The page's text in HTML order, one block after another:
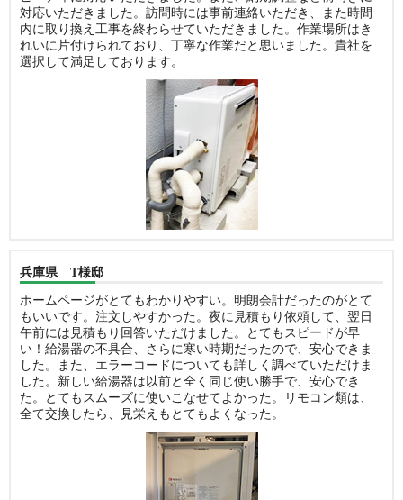
対応いただきました。訪問時には事前連絡いただき、また時間
内に取り換え工事を終わらせていただきました。作業場所はき
れいに片付けられており、丁寧な作業だと思いました。貴社を
選択して満足しております。
兵庫県 T様邸
ホームページがとてもわかりやすい。明朗会計だったのがとて
もいいです。注文しやすかった。夜に見積もり依頼して、翌日
午前には見積もり回答いただけました。とてもスピードが早
い！給湯器の不具合、さらに寒い時期だったので、安心できま
した。また、エラーコードについても詳しく調べていただけま
した。新しい給湯器は以前と全く同じ使い勝手で、安心でき
た。とてもスムーズに使いこなせてよかった。リモコン類は、
全て交換したら、見栄えもとてもよくなった。